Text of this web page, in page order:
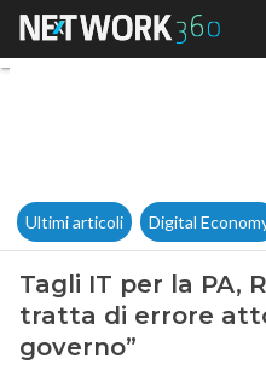
Ultimi articoli Digital
Tagli IT per la PA,
tratta di errore
governo”